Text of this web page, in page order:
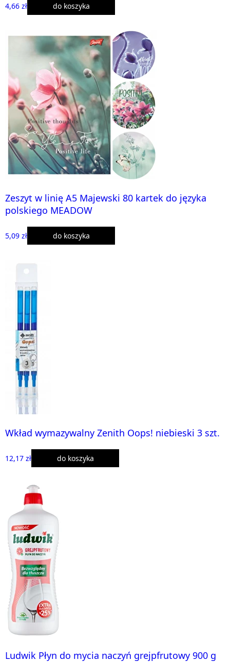
4,66 zł do koszyka
Zeszyt w linię A5 Majewski 80 kartek do języka
polskiego MEADOW
5,09 zł do koszyka
Wkład wymazywalny Zenith Oops! niebieski 3 szt.
12,17 zł do koszyka
Ludwik Płyn do mycia naczyń grejpfrutowy 900 g